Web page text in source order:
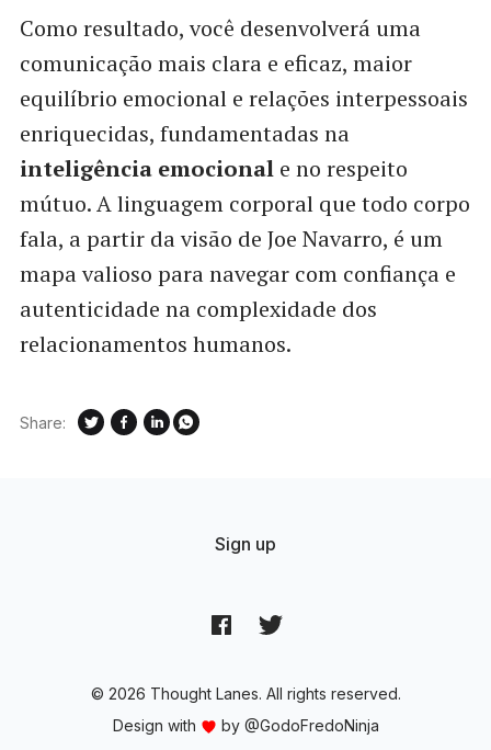
Como resultado, você desenvolverá uma
comunicação mais clara e eficaz, maior
equilíbrio emocional e relações interpessoais
enriquecidas, fundamentadas na
inteligência emocionale no respeito
mútuo. A linguagem corporal que todo corpo
fala, a partir da visão de Joe Navarro, é um
mapa valioso para navegar com confiança e
autenticidade na complexidade dos
relacionamentos humanos.
Share:
© 2026 Thought Lanes. All rights reserved.
Design with
by @GodoFredoNinja
Sign up